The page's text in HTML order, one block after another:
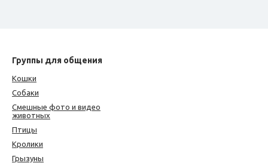
Группы для общения
Кошки
Собаки
Смешные фото и видео
животных
Птицы
Кролики
Грызуны